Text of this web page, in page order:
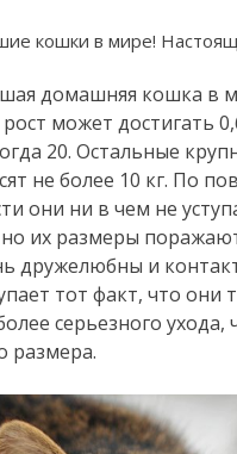
кошки в мире!
домашняя кошка в
может достигать
20. Остальные
не более 10 кг. По
они ни в чем не
их размеры
дружелюбны и
тот факт, что они
серьезного
размера.